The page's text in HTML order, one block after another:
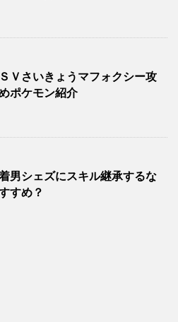
Ｖさいきょうマフォクシー攻
ポケモン紹介
男シェズにスキル継承するな
すめ？